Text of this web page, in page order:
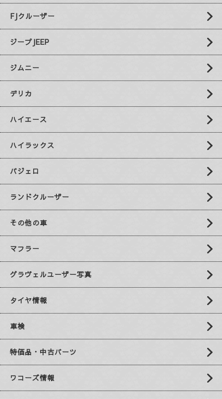
FJクルーザー
ジープJEEP
ジムニー
デリカ
ハイエース
ハイラックス
パジェロ
ランドクルーザー
その他の車
マフラー
グラヴェルユーザー写真
タイヤ情報
車検
特価品・中古パーツ
ワコーズ情報